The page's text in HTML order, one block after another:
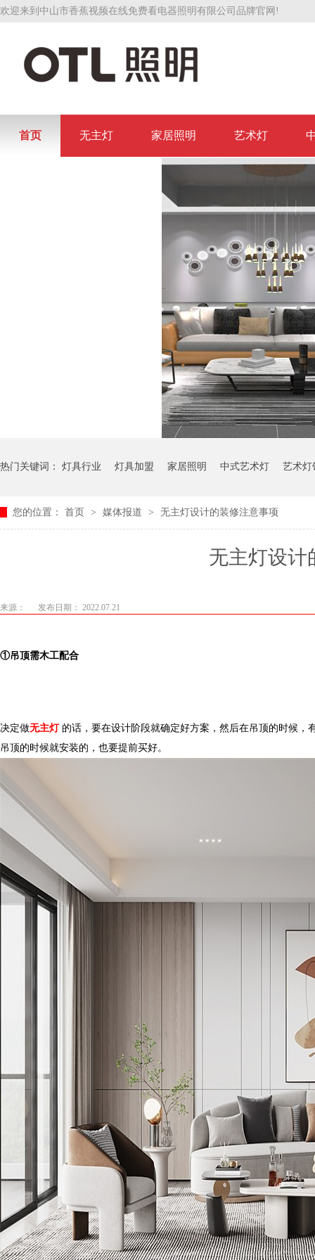
欢迎来到中山市香蕉视频在线免费看电器照明有限公司品牌官网!
首页 无主灯 家居照明 艺术灯
热门关键词： 灯具行业 灯具加盟 家居照明 中式艺术灯 艺术灯
您的位置： 首页 > 媒体报道 > 无主灯设计的装修注意事项
无主灯设计
来源： 发布日期： 2022.07.21
①吊顶需木工配合
决定做无主灯 的话，要在设计阶段就确定好方案，然后在吊顶的时候
吊顶的时候就安装的，也要提前买好。